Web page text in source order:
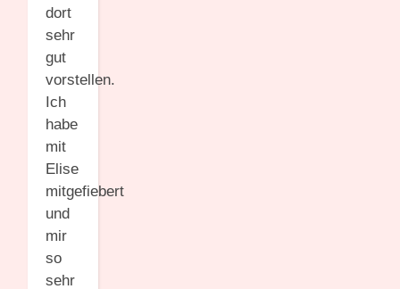
dort
sehr
gut
vorstellen.
Ich
habe
mit
Elise
mitgefiebert
und
mir
so
sehr